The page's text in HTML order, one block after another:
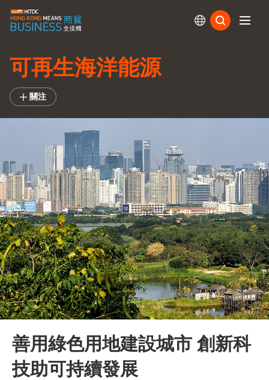
可再生海洋能源
關注
善用綠色用地建設城市 創新科
技助可持續發展